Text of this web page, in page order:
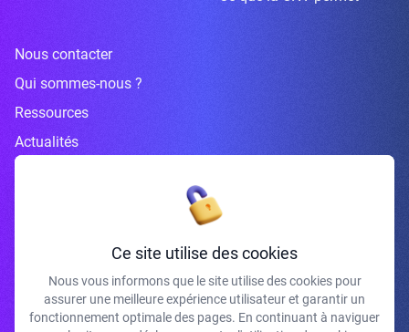
Nous contacter
Qui sommes-nous ?
Ressources
Actualités
Inscrivez-vous à la newsletter
J'accepte de recevoir vos e-mails et confirme avoir pris connaissance de
Ce site utilise des cookies
Nous vous informons que le site utilise des cookies pour
assurer une meilleure expérience utilisateur et garantir un
fonctionnement optimale des pages. En continuant à naviguer